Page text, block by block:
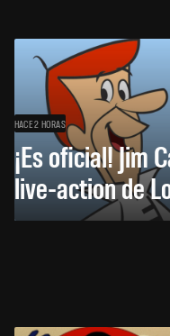
HACE 2 HORAS
¡Es oficial! Jim
live-action de